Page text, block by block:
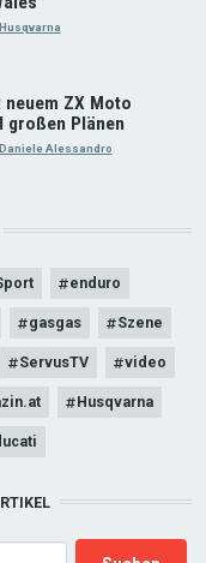
Husqvarna
ZX Moto
großen Plänen
Daniele Alessandro
enduro
gasgas Szene
ServusTV video
Husqvarna